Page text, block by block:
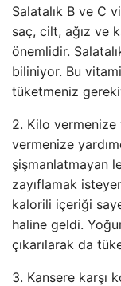
Salatalık B ve C
saç, cilt, ağız ve
önemlidir.
biliniyor. Bu
tüketmeniz
2. Kilo vermenize
vermenize
şişmanlatmayan
zayıflamak
kalorili içeriği
haline geldi.
çıkarılarak da
3. Kansere karşı